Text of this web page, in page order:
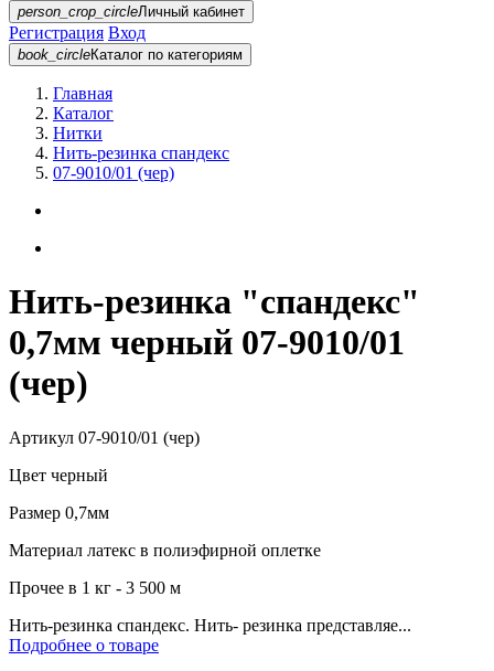
person_crop_circleЛичный кабинет
Регистрация Вход
book_circleКаталог по категориям
Главная
Каталог
Нитки
Нить-резинка спандекс
07-9010/01 (чер)
Нить-резинка "спандекс"
0,7мм черный 07-9010/01
(чер)
Артикул 07-9010/01 (чер)
Цвет черный
Размер 0,7мм
Материал латекс в полиэфирной оплетке
Прочее в 1 кг - 3 500 м
Нить-резинка спандекс. Нить- резинка представляе...
Подробнее о товаре